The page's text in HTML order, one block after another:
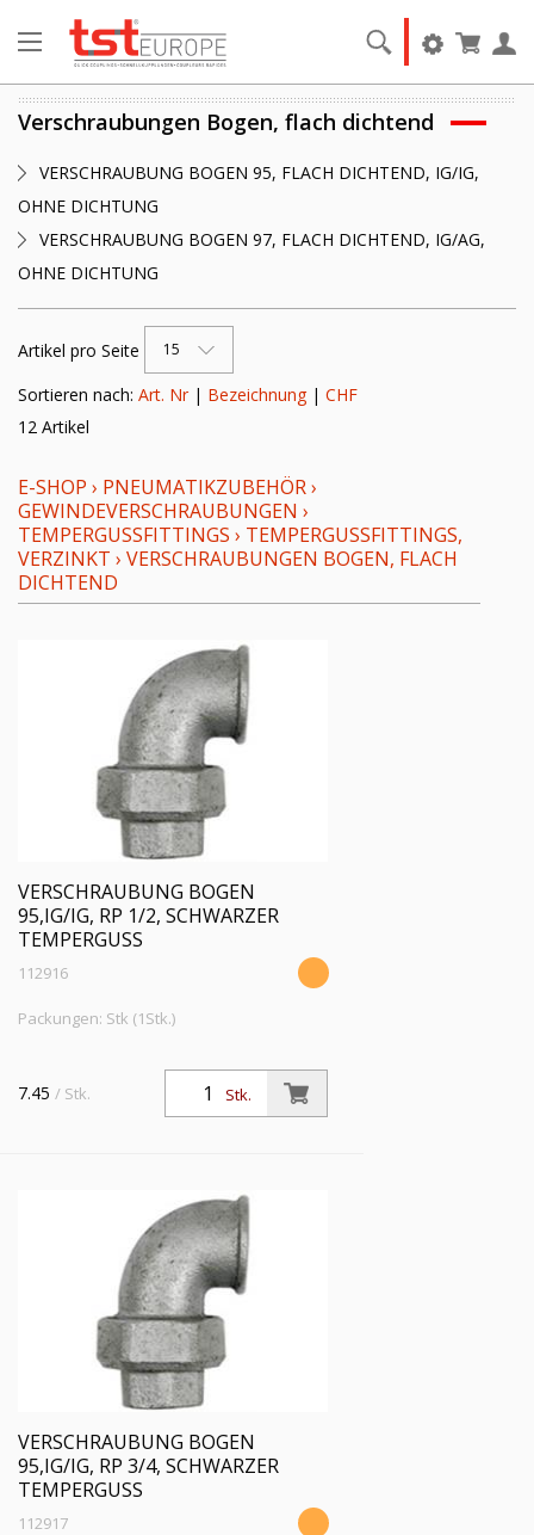
Verschraubungen Bogen, flach dichtend
VERSCHRAUBUNG BOGEN 95, FLACH DICHTEND, IG/IG,
OHNE DICHTUNG
VERSCHRAUBUNG BOGEN 97, FLACH DICHTEND, IG/AG,
OHNE DICHTUNG
Artikel pro Seite 15
Sortieren nach: Art. Nr| Bezeichnung| CHF
12 Artikel
E-SHOP › PNEUMATIKZUBEHÖR›
GEWINDEVERSCHRAUBUNGEN ›
TEMPERGUSSFITTINGS › TEMPERGUSSFITTINGS,
VERZINKT › VERSCHRAUBUNGEN BOGEN, FLACH
DICHTEND
VERSCHRAUBUNG BOGEN
95,IG/IG, RP 1/2, SCHWARZER
TEMPERGUSS
112916
Packungen: Stk (1Stk.)
Stk.
7.45 / Stk.
VERSCHRAUBUNG BOGEN
95,IG/IG, RP 3/4, SCHWARZER
TEMPERGUSS
112917